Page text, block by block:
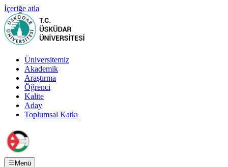
İçeriğe atla
Üniversitemiz
Akademik
Araştırma
Öğrenci
Kalite
Aday
Toplumsal Katkı
Menü